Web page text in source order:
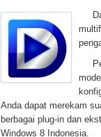
Anda dapat merekam
berbagai plug-in dan
Windows 8 Indonesia.